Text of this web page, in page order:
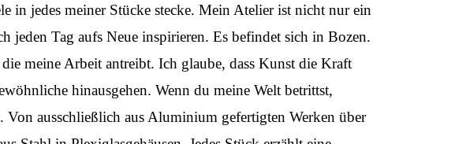
in jedes meiner Stücke stecke. Mein Atelier ist nicht nur ein
jeden Tag aufs Neue inspirieren. Es befindet sich in Bozen.
meine Arbeit antreibt. Ich glaube, dass Kunst die Kraft
hinausgehen. Wenn du meine Welt betrittst,
ausschließlich aus Aluminium gefertigten Werken über